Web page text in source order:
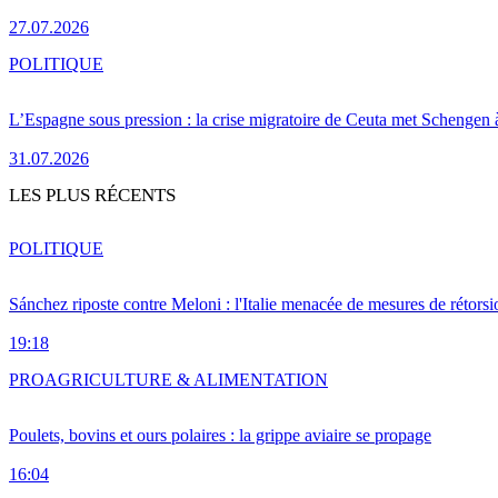
27.07.2026
L’Espagne sous pression : la crise migratoire de Ceuta met Schengen
31.07.2026
POLITIQUE
LES PLUS RÉCENTS
Sánchez riposte contre Meloni : l'Italie menacée de mesures de
19:18
POLITIQUE
Poulets, bovins et ours polaires : la grippe aviaire se propage
16:04
PROAGRICULTURE & ALIMENTATION